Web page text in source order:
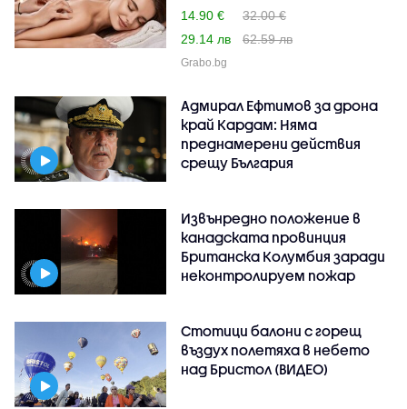
ре..
14.90 €
32.00 €
29.14 лв
62.59 лв
Grabo.bg
Адмирал Ефтимов за дрона
край Кардам: Няма
преднамерени действия
срещу България
Извънредно положение в
канадската провинция
Британска Колумбия заради
неконтролируем пожар
Стотици балони с горещ
въздух полетяха в небето
над Бристол (ВИДЕО)